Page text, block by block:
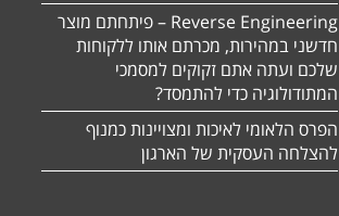
Reverse Engineering – פיתחתם מוצר
חדשני במהירות, מכרתם אותו ללקוחות
שלכם ועתה אתם זקוקים למסמכי
המתודולוגיה כדי להתמסד?
הפרס הלאומי לאיכות ומצויינות כמנוף
להצלחה העסקית של הארגון